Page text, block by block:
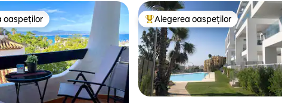
oaspeților
oaspeților Locuință din topul categoriei
Alegerea oaspeților